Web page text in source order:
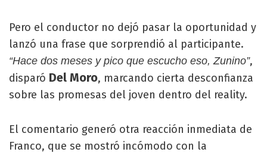
Pero el conductor no dejó pasar la oportunidad y
lanzó una frase que sorprendió al participante.
“Hace dos meses y pico que escucho eso, Zunino”,
disparó Del Moro, marcando cierta desconfianza
sobre las promesas del joven dentro del reality.
El comentario generó otra reacción inmediata de
Franco, que se mostró incómodo con la